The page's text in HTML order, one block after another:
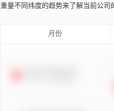
重量不同纬度的趋势来了解当前公司
月份